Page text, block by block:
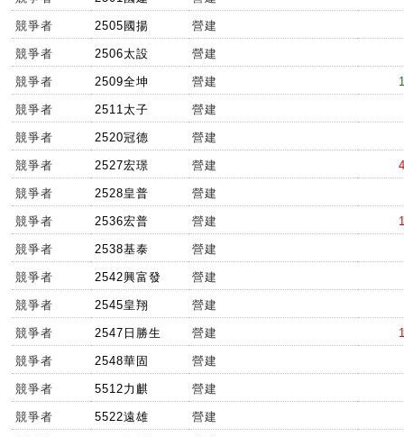
競爭者 2505國揚 營建
競爭者 2506太設 營建
競爭者 2509全坤 營建
競爭者 2511太子 營建
競爭者 2520冠德 營建
競爭者 2527宏璟 營建
競爭者 2528皇普 營建
競爭者 2536宏普 營建
競爭者 2538基泰 營建
競爭者 2542興富發 營建
競爭者 2545皇翔 營建
競爭者 2547日勝生 營建
競爭者 2548華固 營建
競爭者 5512力麒 營建
競爭者 5522遠雄 營建